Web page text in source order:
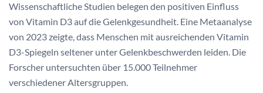
Wissenschaftliche Studien belegen den positiven Einfluss
von Vitamin D3 auf die Gelenkgesundheit. Eine Metaanalyse
von 2023 zeigte, dass Menschen mit ausreichenden Vitamin
D3-Spiegeln seltener unter Gelenkbeschwerden leiden. Die
Forscher untersuchten über 15.000 Teilnehmer
verschiedener Altersgruppen.